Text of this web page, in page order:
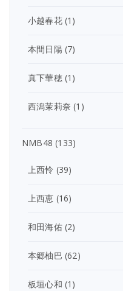
小越春花(1)
本間日陽(7)
真下華穂(1)
西潟茉莉奈 (1)
NMB48 (133)
上西怜 (39)
上西恵 (16)
和田海佑(2)
本郷柚巴 (62)
板垣心和 (1)